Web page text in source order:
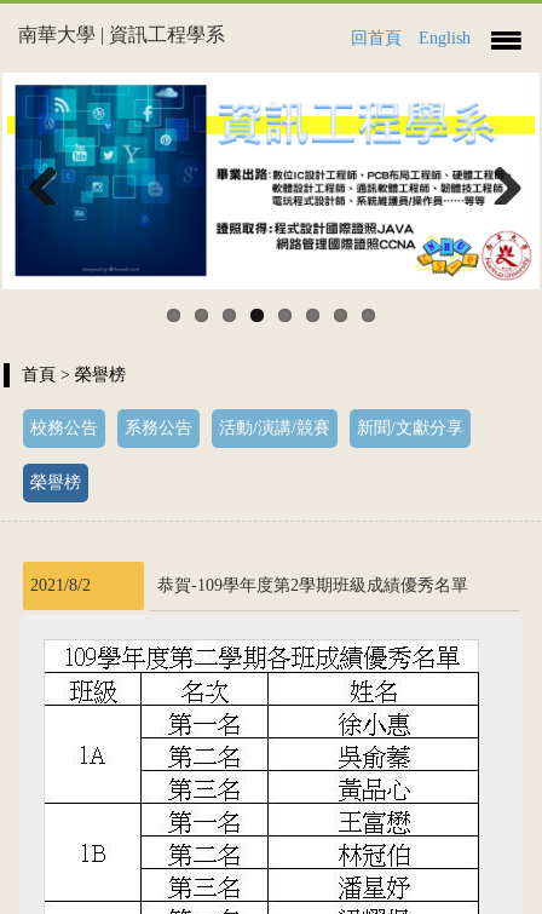
南華大學 | 資訊工程學系 回首頁 English
Next
首頁 > 榮譽榜
校務公告 系務公告 活動/演講/競賽 新聞/文獻分享
榮譽榜
2021/8/2 恭賀-109學年度第2學期班級成績優秀名單